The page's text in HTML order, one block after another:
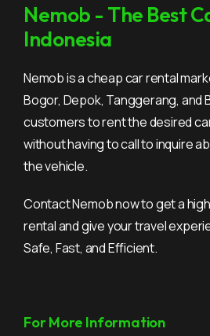
Nemob - The Best
Indonesia
Nemob is a cheap car rental
Bogor, Depok, Tanggerang, and
customers to rent the desired
without having to call to inquire
the vehicle.
Contact Nemob now to get a
rental and give your travel
Safe, Fast, and Efficient.
For More Information